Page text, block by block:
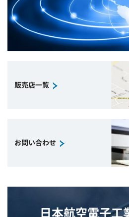
販売店一覧
お問い合わせ
日本航空電子工